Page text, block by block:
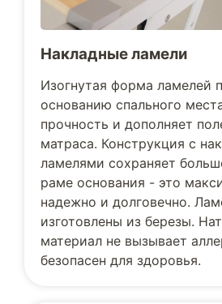
Накладные ламели
Изогнутая форма ламелей
основанию спального
прочность и дополняет
матраса. Конструкция с
ламелями сохраняет
раме основания - это
надежно и долговечно.
изготовлены из березы.
материал не вызывает
безопасен для здоровья.